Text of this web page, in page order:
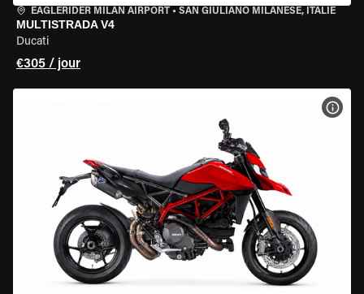
EAGLERIDER MILAN AIRPORT • SAN GIULIANO MILANESE, ITALIE
MULTISTRADA V4
Ducati
€305 / jour